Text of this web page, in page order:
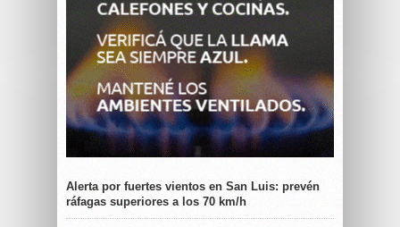
Alerta por fuertes vientos en San Luis: prevén
ráfagas superiores a los 70 km/h